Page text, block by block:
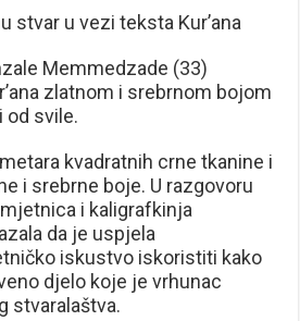
stvar u vezi teksta Kur’ana
Memmedzade (33)
zlatnom i srebrnom bojom
od svile.
kvadratnih crne tkanine i
i srebrne boje. U razgovoru
i kaligrafkinja
da je uspjela
iskustvo iskoristiti kako
djelo koje je vrhunac
stvaralaštva.